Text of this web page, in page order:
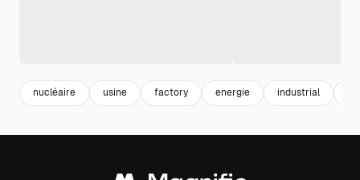
nucléaire usine factory energie industrial